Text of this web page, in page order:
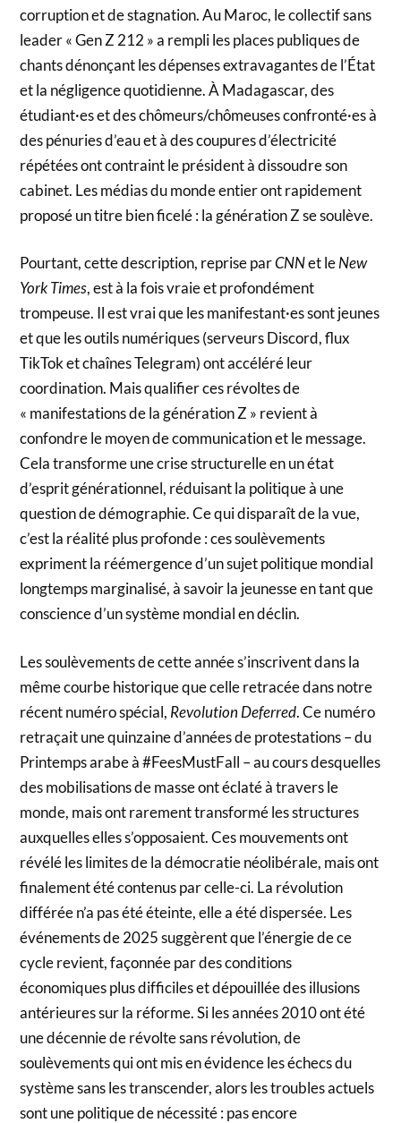
corruption et de stagnation. Au Maroc, le collectif sans
leader « Gen Z 212 » a rempli les places publiques de
chants dénonçant les dépenses extravagantes de l’État
et la négligence quotidienne. À Madagascar, des
étudiant·es et des chômeurs/chômeuses confronté·es à
des pénuries d’eau et à des coupures d’électricité
répétées ont contraint le président à dissoudre son
cabinet. Les médias du monde entier ont rapidement
proposé un titre bien ficelé : la génération Z se soulève.
Pourtant, cette description, reprise parCNNet leNew
York Times, est à la fois vraie et profondément
trompeuse. Il est vrai que les manifestant·es sont jeunes
et que les outils numériques (serveurs Discord, flux
TikTok et chaînes Telegram) ont accéléré leur
coordination. Mais qualifier ces révoltes de
« manifestations de la génération Z » revient à
confondre le moyen de communication et le message.
Cela transforme une crise structurelle en un état
d’esprit générationnel, réduisant la politique à une
question de démographie. Ce qui disparaît de la vue,
c’est la réalité plus profonde : ces soulèvements
expriment la réémergence d’un sujet politique mondial
longtemps marginalisé, à savoir la jeunesse en tant que
conscience d’un système mondial en déclin.
Les soulèvements de cette année s’inscrivent dans la
même courbe historique que celle retracée dans notre
récent numéro spécial, Revolution Deferred. Ce numéro
retraçait une quinzaine d’années de protestations – du
Printemps arabe à #FeesMustFall – au cours desquelles
des mobilisations de masse ont éclaté à travers le
monde, mais ont rarement transformé les structures
auxquelles elles s’opposaient. Ces mouvements ont
révélé les limites de la démocratie néolibérale, mais ont
finalement été contenus par celle-ci. La révolution
différée n’a pas été éteinte, elle a été dispersée. Les
événements de 2025 suggèrent que l’énergie de ce
cycle revient, façonnée par des conditions
économiques plus difficiles et dépouillée des illusions
antérieures sur la réforme. Si les années 2010 ont été
une décennie de révolte sans révolution, de
soulèvements qui ont mis en évidence les échecs du
système sans les transcender, alors les troubles actuels
sont une politique de nécessité : pas encore